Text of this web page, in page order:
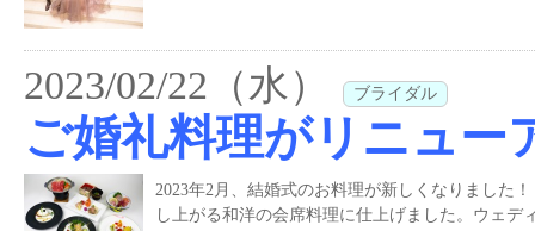
2023/02/22（水） ブライダル
ご婚礼料理がリニュー
2023年2月、結婚式のお料理が新しくなりました
し上がる和洋の会席料理に仕上げました。ウェ